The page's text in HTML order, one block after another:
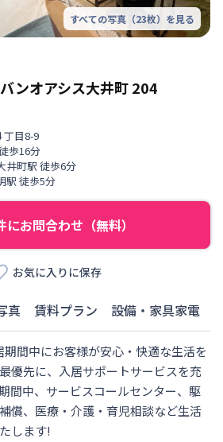
すべての写真（23枚）を見る
ンオアシス大井町204
丁目8-9
歩16分
井町駅 徒歩6分
駅 徒歩5分
にお問合わせ（無料）
お気に入りに保存
真 賃料プラン 設備・家具家電
間中にお客様が安心・快適な生活を
優先に、入居サポートサービスを充
間中、サービスコールセンター、駆
償、医療・介護・育児相談など生活
します!